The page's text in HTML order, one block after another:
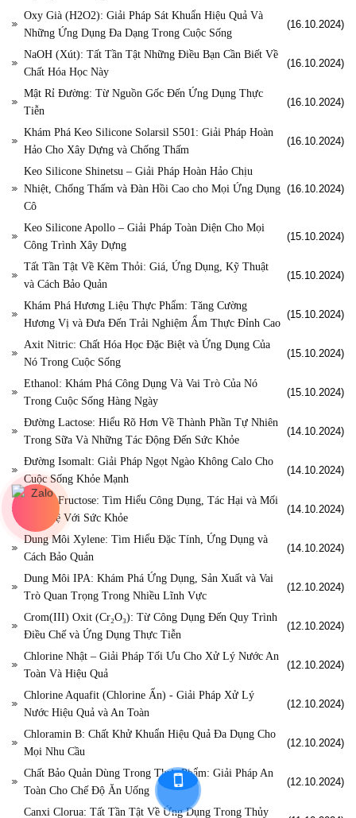
Oxy Già (H2O2): Giải Pháp Sát Khuẩn Hiệu Quả Và
Những Ứng Dụng Đa Dạng Trong Cuộc Sống
(16.10.2024)
NaOH (Xút): Tất Tần Tật Những Điều Bạn Cần Biết Về
Chất Hóa Học Này
(16.10.2024)
Mật Rỉ Đường: Từ Nguồn Gốc Đến Ứng Dụng Thực
Tiễn
(16.10.2024)
Khám Phá Keo Silicone Solarsil S501: Giải Pháp Hoàn
Hảo Cho Xây Dựng và Chống Thấm
(16.10.2024)
Keo Silicone Shinetsu – Giải Pháp Hoàn Hảo Chịu
Nhiệt, Chống Thấm và Đàn Hồi Cao cho Mọi Ứng Dụng
Cô
(16.10.2024)
Keo Silicone Apollo – Giải Pháp Toàn Diện Cho Mọi
Công Trình Xây Dựng
(15.10.2024)
Tất Tần Tật Về Kẽm Thỏi: Giá, Ứng Dụng, Kỹ Thuật
và Cách Bảo Quản
(15.10.2024)
Khám Phá Hương Liệu Thực Phẩm: Tăng Cường
Hương Vị và Đưa Đến Trải Nghiệm Ẩm Thực Đỉnh Cao
(15.10.2024)
Axit Nitric: Chất Hóa Học Đặc Biệt và Ứng Dụng Của
Nó Trong Cuộc Sống
(15.10.2024)
Ethanol: Khám Phá Công Dụng Và Vai Trò Của Nó
Trong Cuộc Sống Hàng Ngày
(15.10.2024)
Đường Lactose: Hiểu Rõ Hơn Về Thành Phần Tự Nhiên
Trong Sữa Và Những Tác Động Đến Sức Khỏe
(14.10.2024)
Đường Isomalt: Giải Pháp Ngọt Ngào Không Calo Cho
Cuộc Sống Khỏe Mạnh
(14.10.2024)
Đường Fructose: Tìm Hiểu Công Dụng, Tác Hại và Mối
Liên Hệ Với Sức Khỏe
(14.10.2024)
Dung Môi Xylene: Tìm Hiểu Đặc Tính, Ứng Dụng và
Cách Bảo Quản
(14.10.2024)
Dung Môi IPA: Khám Phá Ứng Dụng, Sản Xuất và Vai
Trò Quan Trọng Trong Nhiều Lĩnh Vực
(12.10.2024)
Crom(III) Oxit (Cr₂O₃): Từ Công Dụng Đến Quy Trình
Điều Chế và Ứng Dụng Thực Tiễn
(12.10.2024)
Chlorine Nhật – Giải Pháp Tối Ưu Cho Xử Lý Nước An
Toàn Và Hiệu Quả
(12.10.2024)
Chlorine Aquafit (Chlorine Ấn) - Giải Pháp Xử Lý
Nước Hiệu Quả và An Toàn
(12.10.2024)
Chloramin B: Chất Khử Khuẩn Hiệu Quả Đa Dụng Cho
Mọi Nhu Cầu
(12.10.2024)
Chất Bảo Quản Dùng Trong Thực Phẩm: Giải Pháp An
Toàn Cho Chế Độ Ăn Uống
(12.10.2024)
Canxi Clorua: Tất Tần Tật Về Ứng Dụng Trong Thủy